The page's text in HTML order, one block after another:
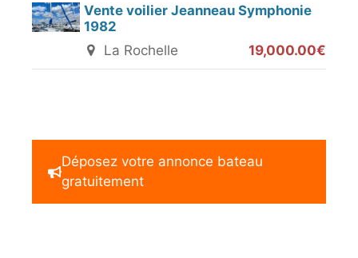
Vente voilier Jeanneau Symphonie
1982
La Rochelle
19,000.00€
Déposez votre annonce bateau
gratuitement